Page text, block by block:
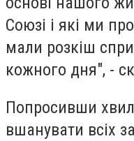
Союзі і які ми
мали розкіш
кожного дня", -
Попросивши
вшанувати всіх